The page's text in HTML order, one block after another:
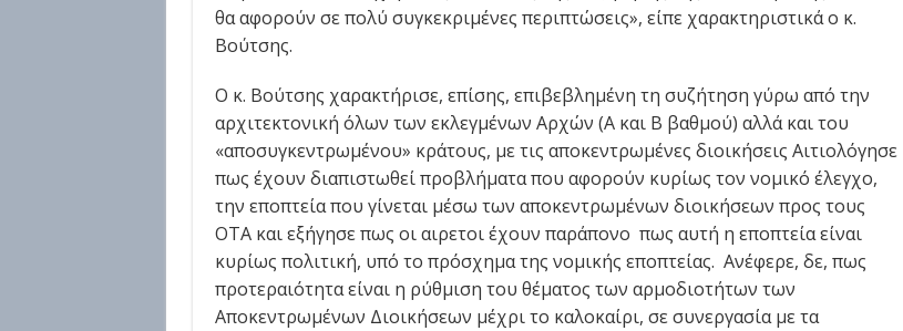
θα αφορούν σε πολύ συγκεκριμένες περιπτώσεις», είπε χαρακτηριστικά ο κ.
Βούτσης.
Ο κ. Βούτσης χαρακτήρισε, επίσης, επιβεβλημένη τη συζήτηση γύρω από την
αρχιτεκτονική όλων των εκλεγμένων Αρχών (Α και Β βαθμού) αλλά και του
«αποσυγκεντρωμένου» κράτους, με τις αποκεντρωμένες διοικήσεις Αιτιολόγησε
πως έχουν διαπιστωθεί προβλήματα που αφορούν κυρίως τον νομικό έλεγχο,
την εποπτεία που γίνεται μέσω των αποκεντρωμένων διοικήσεων προς τους
ΟΤΑ και εξήγησε πως οι αιρετοι έχουν παράπονο πως αυτή η εποπτεία είναι
κυρίως πολιτική, υπό το πρόσχημα της νομικής εποπτείας. Ανέφερε, δε, πως
προτεραιότητα είναι η ρύθμιση του θέματος των αρμοδιοτήτων των
Αποκεντρωμένων Διοικήσεων μέχρι το καλοκαίρι, σε συνεργασία με τα